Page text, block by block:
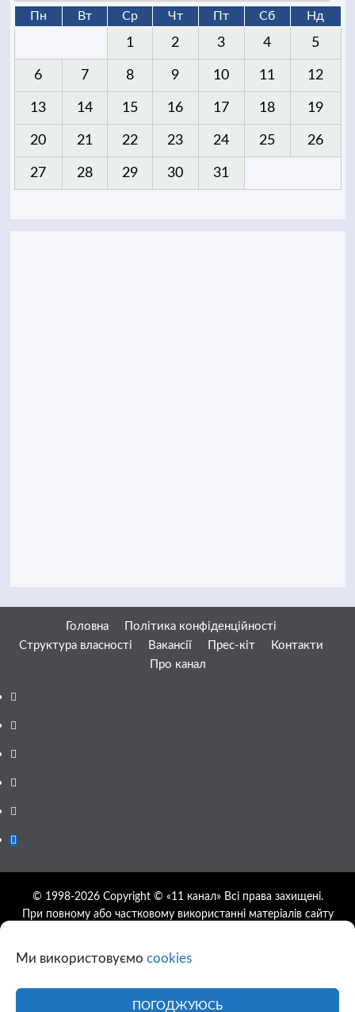
Ми використовуємо cookies
ПОГОДЖУЮСЬ
Пн Вт Ср Чт Пт Сб Нд
1 2 3 4 5
6 7 8 9 10 11 12
13 14 15 16 17 18 19
20 21 22 23 24 25 26
27 28 29 30 31
Головна
Політика конфіденційності
Структура власності
Вакансії Прес-кіт
Контакти
Про канал
Facebook
YouTube
Telegram
Instagram
Twitter
Google
© 1998-2026 Copyright © «11 канал» Всі права захищені.
При повному або частковому використанні матеріалів сайту
абзацу.
дозволяється за умови посилання на джерело та прямого